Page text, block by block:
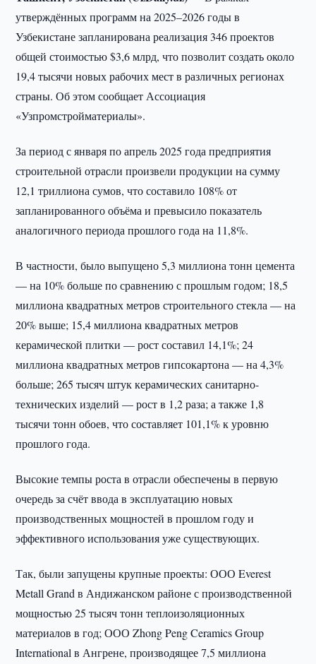
утверждённых программ на 2025–2026 годы в
Узбекистане запланирована реализация 346 проектов
общей стоимостью $3,6 млрд, что позволит создать около
19,4 тысячи новых рабочих мест в различных регионах
страны. Об этом сообщает Ассоциация
«Узпромстройматериалы».
За период с января по апрель 2025 года предприятия
строительной отрасли произвели продукции на сумму
12,1 триллиона сумов, что составило 108% от
запланированного объёма и превысило показатель
аналогичного периода прошлого года на 11,8%.
В частности, было выпущено 5,3 миллиона тонн цемента
— на 10% больше по сравнению с прошлым годом; 18,5
миллиона квадратных метров строительного стекла — на
20% выше; 15,4 миллиона квадратных метров
керамической плитки — рост составил 14,1%; 24
миллиона квадратных метров гипсокартона — на 4,3%
больше; 265 тысяч штук керамических санитарно-
технических изделий — рост в 1,2 раза; а также 1,8
тысячи тонн обоев, что составляет 101,1% к уровню
прошлого года.
Высокие темпы роста в отрасли обеспечены в первую
очередь за счёт ввода в эксплуатацию новых
производственных мощностей в прошлом году и
эффективного использования уже существующих.
Так, были запущены крупные проекты: ООО Everest
Metall Grand в Андижанском районе с производственной
мощностью 25 тысяч тонн теплоизоляционных
материалов в год; ООО Zhong Peng Ceramics Group
International в Ангрене, производящее 7,5 миллиона